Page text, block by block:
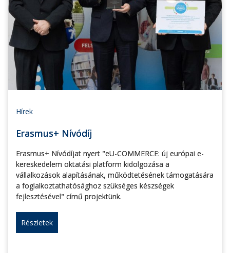
Hírek
Erasmus+ Nívódíj
Erasmus+ Nívódíjat nyert "eU-COMMERCE: új európai e-
kereskedelem oktatási platform kidolgozása a
vállalkozások alapításának, működtetésének támogatására
a foglalkoztathatósághoz szükséges készségek
fejlesztésével" című projektünk.
Részletek